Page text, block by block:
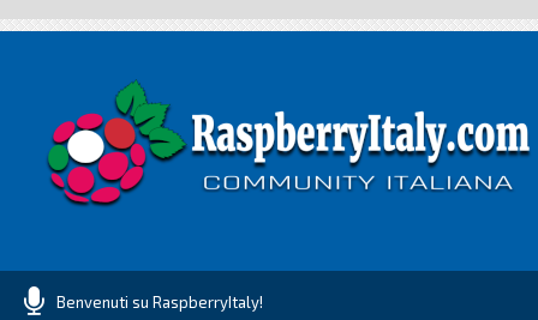
Benvenuti su RaspberryItaly!